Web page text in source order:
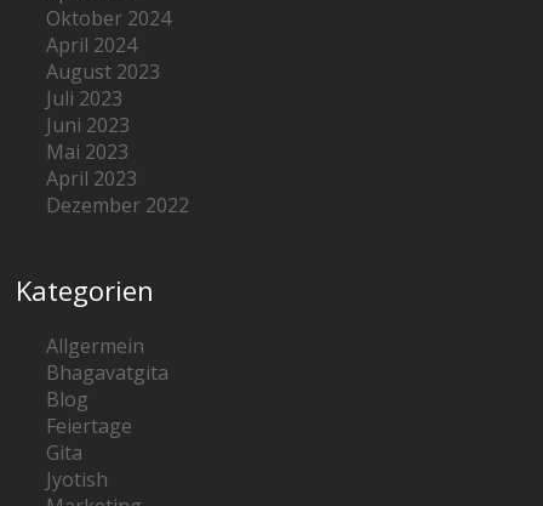
Oktober 2024
April 2024
August 2023
Juli 2023
Juni 2023
Mai 2023
April 2023
Dezember 2022
Kategorien
Allgermein
Bhagavatgita
Blog
Feiertage
Gita
Jyotish